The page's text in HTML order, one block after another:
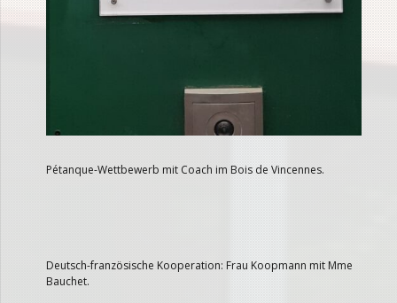
Pétanque-Wettbewerb mit Coach im Bois de Vincennes.
Deutsch-französische Kooperation: Frau Koopmann mit Mme
Bauchet.